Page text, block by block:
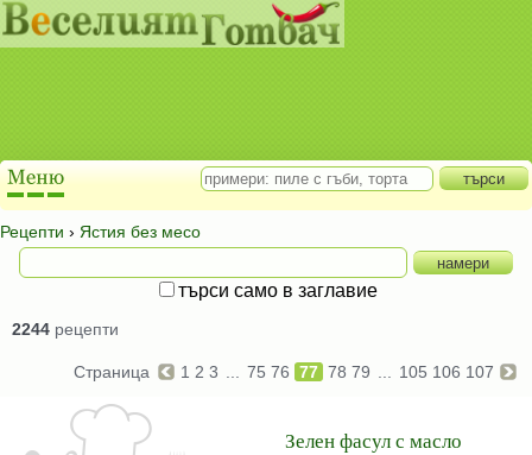
Рецепти › Ястия без месо
търси само в заглавие
2244 рецепти
Страница 1 2 3 75 76 77 78 79 105 106 107
Зелен фасул с масло